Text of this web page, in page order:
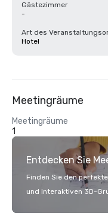
Gästezimmer
-
Art des
Hotel
Meetingräume
Meetingräume
1
Entdecken Sie
Finden Sie den
und interaktiven 3D-